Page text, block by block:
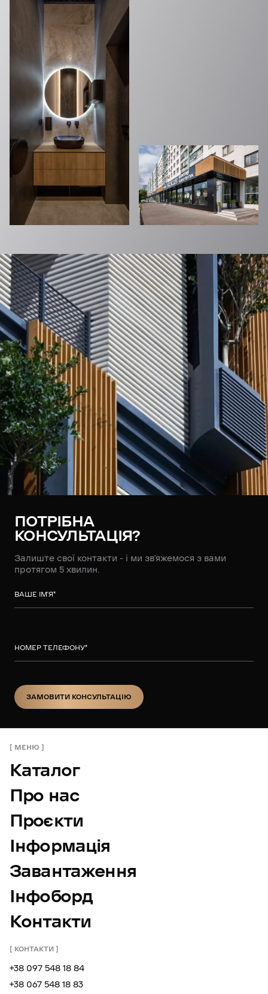
ПОТРІБНА
КОНСУЛЬТАЦІЯ?
Залиште свої контакти - і ми зв’яжемося з вами
протягом 5 хвилин.
ВАШЕ ІМ’Я*
НОМЕР ТЕЛЕФОНУ*
ЗАМОВИТИ КОНСУЛЬТАЦІЮ
МЕНЮ
Каталог
Про нас
Проєкти
Інформація
Завантаження
Інфоборд
Контакти
КОНТАКТИ
+38 097 548 18 84
+38 067 548 18 83